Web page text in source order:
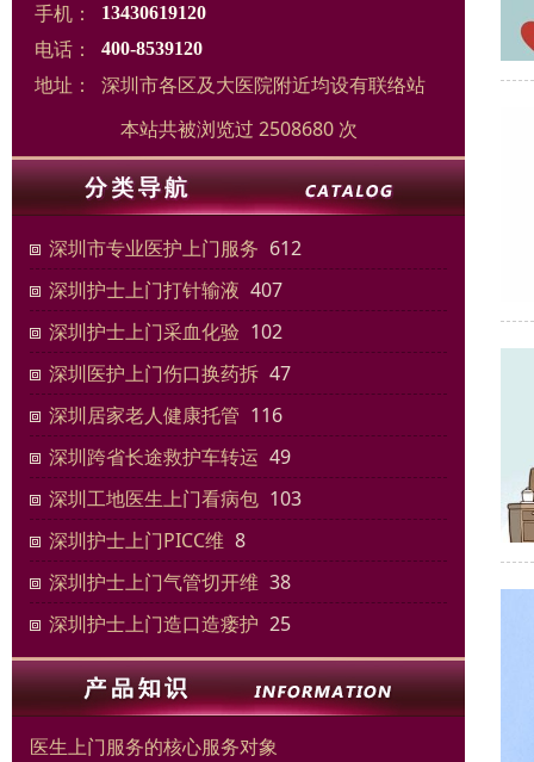
手机：
13430619120
电话： 400-8539120
地址：
深圳市各区及大医院附近均设有联络站
本站共被浏览过 2508680 次
深圳市专业医护上门服务 612
深圳护士上门打针输液 407
深圳护士上门采血化验 102
深圳医护上门伤口换药拆 47
深圳居家老人健康托管 116
深圳跨省长途救护车转运 49
深圳工地医生上门看病包 103
深圳护士上门PICC维 8
深圳护士上门气管切开维 38
深圳护士上门造口造瘘护 25
医生上门服务的核心服务对象